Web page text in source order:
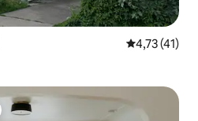
4,73 de uma
4,73 (41)